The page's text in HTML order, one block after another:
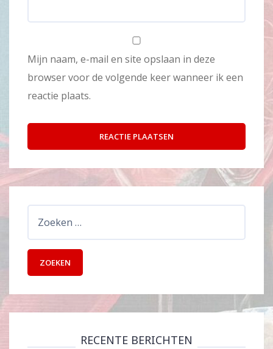
Mijn naam, e-mail en site opslaan in deze
browser voor de volgende keer wanneer ik een
reactie plaats.
RECENTE BERICHTEN